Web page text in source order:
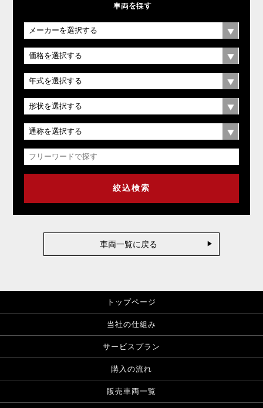
車両一覧に戻る
トップページ
当社の仕組み
サービスプラン
購入の流れ
販売車両一覧